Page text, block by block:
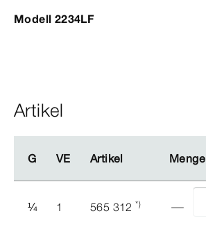
Modell 2234LF
Artikel
G VE Artikel Menge
G VE Artikel Menge
¼ 1 565 312 *)